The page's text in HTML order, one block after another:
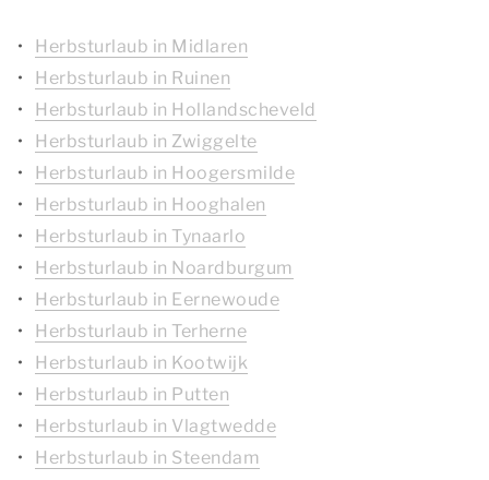
Herbsturlaub in Midlaren
Herbsturlaub in Ruinen
Herbsturlaub in Hollandscheveld
Herbsturlaub in Zwiggelte
Herbsturlaub in Hoogersmilde
Herbsturlaub in Hooghalen
Herbsturlaub in Tynaarlo
Herbsturlaub in Noardburgum
Herbsturlaub in Eernewoude
Herbsturlaub in Terherne
Herbsturlaub in Kootwijk
Herbsturlaub in Putten
Herbsturlaub in Vlagtwedde
Herbsturlaub in Steendam